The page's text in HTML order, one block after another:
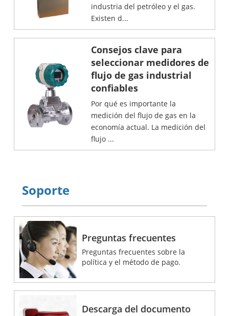
industria del petróleo y el gas.
Existen d...
Consejos clave para
seleccionar medidores de
flujo de gas industrial
confiables
Por qué es importante la
medición del flujo de gas en la
economía actual. La medición del
flujo ...
Soporte
Preguntas frecuentes
Preguntas frecuentes sobre la
política y el método de pago.
Descarga del documento